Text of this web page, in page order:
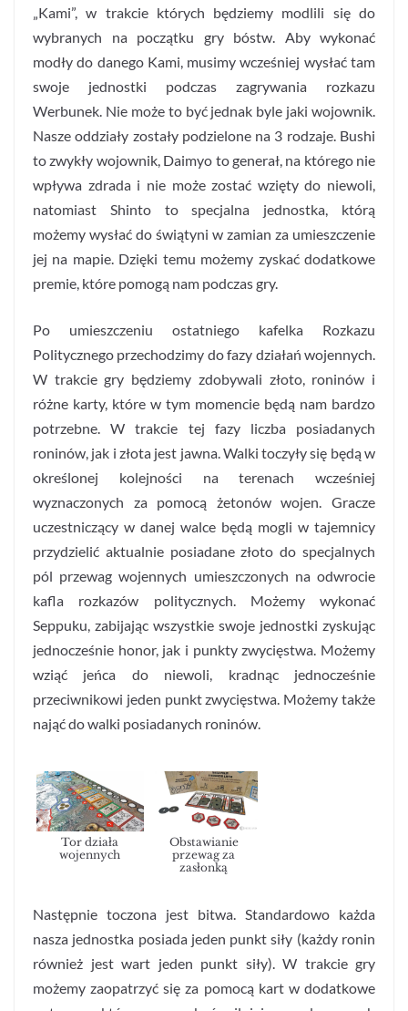
„Kami”, w trakcie których będziemy modlili się do
wybranych na początku gry bóstw. Aby wykonać
modły do danego Kami, musimy wcześniej wysłać tam
swoje jednostki podczas zagrywania rozkazu
Werbunek. Nie może to być jednak byle jaki wojownik.
Nasze oddziały zostały podzielone na 3 rodzaje. Bushi
to zwykły wojownik, Daimyo to generał, na którego nie
wpływa zdrada i nie może zostać wzięty do niewoli,
natomiast Shinto to specjalna jednostka, którą
możemy wysłać do świątyni w zamian za umieszczenie
jej na mapie. Dzięki temu możemy zyskać dodatkowe
premie, które pomogą nam podczas gry.
Po umieszczeniu ostatniego kafelka Rozkazu
Politycznego przechodzimy do fazy działań wojennych.
W trakcie gry będziemy zdobywali złoto, roninów i
różne karty, które w tym momencie będą nam bardzo
potrzebne. W trakcie tej fazy liczba posiadanych
roninów, jak i złota jest jawna. Walki toczyły się będą w
określonej kolejności na terenach wcześniej
wyznaczonych za pomocą żetonów wojen. Gracze
uczestniczący w danej walce będą mogli w tajemnicy
przydzielić aktualnie posiadane złoto do specjalnych
pól przewag wojennych umieszczonych na odwrocie
kafla rozkazów politycznych. Możemy wykonać
Seppuku, zabijając wszystkie swoje jednostki zyskując
jednocześnie honor, jak i punkty zwycięstwa. Możemy
wziąć jeńca do niewoli, kradnąc jednocześnie
przeciwnikowi jeden punkt zwycięstwa. Możemy także
nająć do walki posiadanych roninów.
Tor działa
wojennych
Obstawianie
przewag za
zasłonką
Następnie toczona jest bitwa. Standardowo każda
nasza jednostka posiada jeden punkt siły (każdy ronin
również jest wart jeden punkt siły). W trakcie gry
możemy zaopatrzyć się za pomocą kart w dodatkowe